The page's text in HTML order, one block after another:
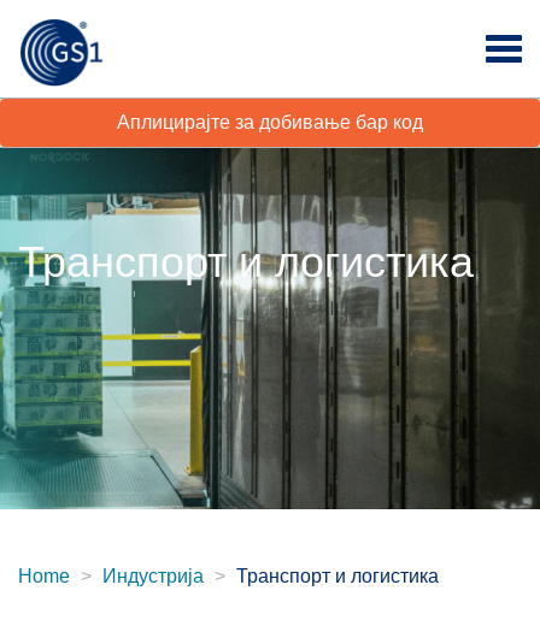
Аплицирајте за добивање бар код
Транспорт и логистика
Home Индустрија Транспорт и логистика